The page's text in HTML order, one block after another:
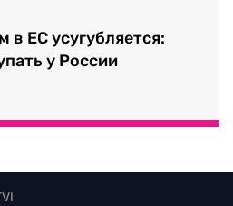
в ЕС усугубляется:
у России